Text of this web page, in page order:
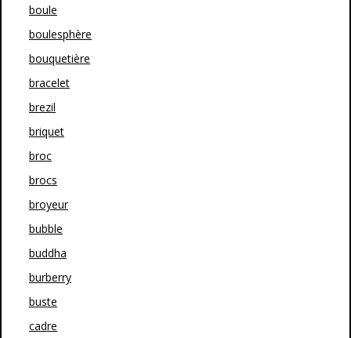
boule
boulesphère
bouquetière
bracelet
brezil
briquet
broc
brocs
broyeur
bubble
buddha
burberry
buste
cadre